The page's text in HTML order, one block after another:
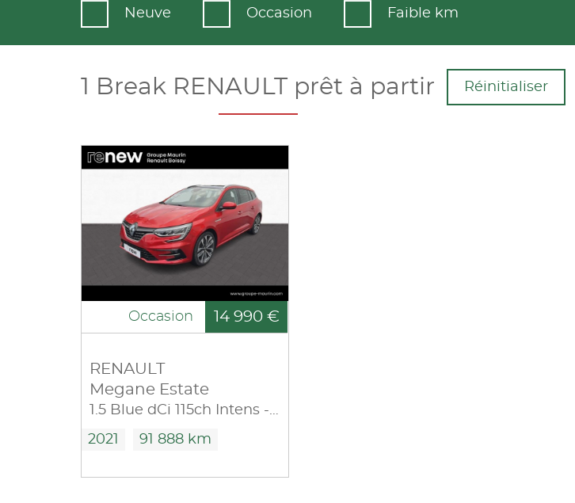
Neuve Occasion Faible km
1 Break RENAULT prêt à partir Réinitialiser
Occasion 14 990 €
RENAULT
Megane Estate
1.5 Blue dCi 115ch Intens -21B
2021 91 888 km